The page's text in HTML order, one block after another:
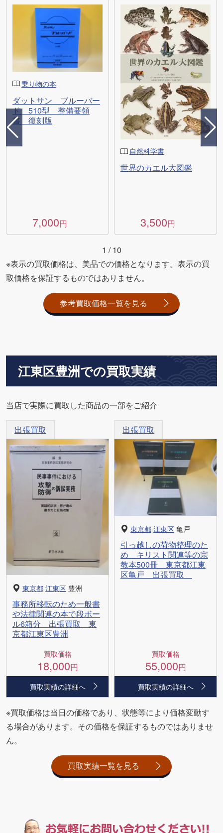
乗り物の本
ダットサン ブルーバー
ド 510型 整備要領
書 復刻版
7,000円
自然科学書
世界のカエル大図鑑
3,500円
1 /10
※表示の買取価格は、美品での価格となります。表示の買
取価格を保証するものではありません。
参考買取価格一覧を見る
江東区豊洲での買取実績
当店で実際に買取した商品の一部をご紹介
出張買取
東京都 江東区 豊洲
事務所移転のため一般書
や法律関連の本で段ボー
ル6箱分 出張買取 東
京都江東区豊洲
買取価格
18,000円
買取実績の詳細へ
出張買取
東京都 江東区 亀戸
引っ越しの荷物整理のた
め キリスト関連等の宗
教本500冊 東京都江東
区亀戸 出張買取
買取価格
55,000円
買取実績の詳細へ
※買取価格は当日の価格であり、状態等により価格変動す
る場合があります。その価格を保証するものではありませ
ん。
買取実績一覧を見る